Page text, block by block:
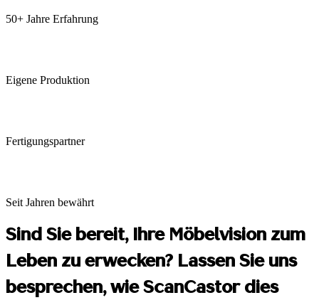
50+ Jahre Erfahrung
Eigene Produktion
Fertigungspartner
Seit Jahren bewährt
Sind Sie bereit, Ihre Möbelvision zum
Leben zu erwecken? Lassen Sie uns
besprechen, wie ScanCastor dies